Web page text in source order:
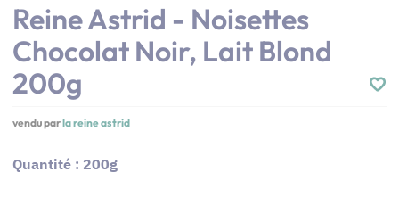
Reine Astrid - Noisettes
Chocolat Noir, Lait Blond
200g
vendu parla reine astrid
Quantité : 200g